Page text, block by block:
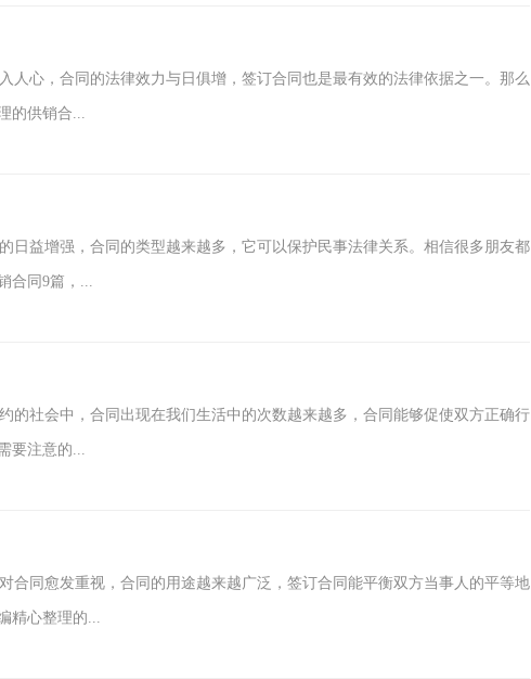
心，合同的法律效力与日俱增，签订合同也是最有效的法律依据之一。那么
的供销合...
益增强，合同的类型越来越多，它可以保护民事法律关系。相信很多朋友都
合同9篇，...
社会中，合同出现在我们生活中的次数越来越多，合同能够促使双方正确行
要注意的...
合同愈发重视，合同的用途越来越广泛，签订合同能平衡双方当事人的平等地
精心整理的...